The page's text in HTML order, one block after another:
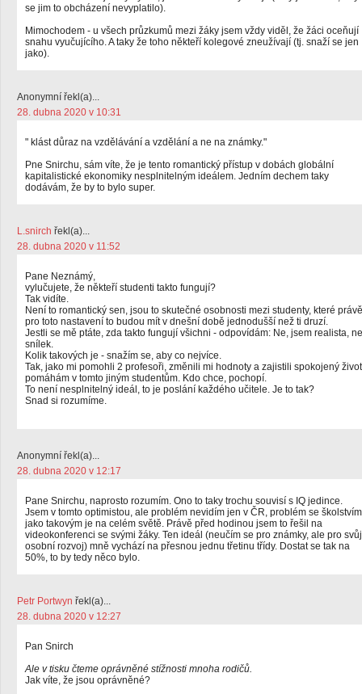
se jim to obcházení nevyplatilo).
Mimochodem - u všech průzkumů mezi žáky jsem vždy viděl, že žáci oceňují
snahu vyučujícího. A taky že toho někteří kolegové zneužívají (tj. snaží se jen
jako).
Anonymní řekl(a)...
28. dubna 2020 v 10:31
" klást důraz na vzdělávání a vzdělání a ne na známky."
Pne Snirchu, sám víte, že je tento romantický přístup v dobách globální
kapitalistické ekonomiky nesplnitelným ideálem. Jedním dechem taky
dodávám, že by to bylo super.
L.snirch řekl(a)...
28. dubna 2020 v 11:52
Pane Neznámý,
vylučujete, že někteří studenti takto fungují?
Tak vidíte.
Není to romantický sen, jsou to skutečné osobnosti mezi studenty, které právě
pro toto nastavení to budou mít v dnešní době jednodušší než ti druzí.
Jestli se mě ptáte, zda takto fungují všichni - odpovídám: Ne, jsem realista, ne
snílek.
Kolik takových je - snažím se, aby co nejvíce.
Tak, jako mi pomohli 2 profesoři, změnili mi hodnoty a zajistili spokojený
pomáhám v tomto jiným studentům. Kdo chce, pochopí.
To není nesplnitelný ideál, to je poslání každého učitele. Je to tak?
Snad si rozumíme.
Anonymní řekl(a)...
28. dubna 2020 v 12:17
Pane Snirchu, naprosto rozumím. Ono to taky trochu souvisí s IQ jedince.
Jsem v tomto optimistou, ale problém nevidím jen v ČR, problém se školstvím
jako takovým je na celém světě. Právě před hodinou jsem to řešil na
videokonferenci se svými žáky. Ten ideál (neučím se pro známky, ale pro svůj
osobní rozvoj) mně vychází na přesnou jednu třetinu třídy. Dostat se tak na
50%, to by tedy něco bylo.
Petr Portwyn řekl(a)...
28. dubna 2020 v 12:27
Pan Snirch
Ale v tisku čteme oprávněné stížnosti mnoha rodičů.
Jak víte, že jsou oprávněné?